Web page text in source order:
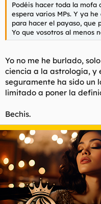
Podéis hacer toda la mofa
espera varios MPs. Y ya
para hacer el payaso, que
Yo que vosotros al menos
Yo no me he burlado,
ciencia a la astrología, y
seguramente ha sido un
limitado a poner la
Bechis.